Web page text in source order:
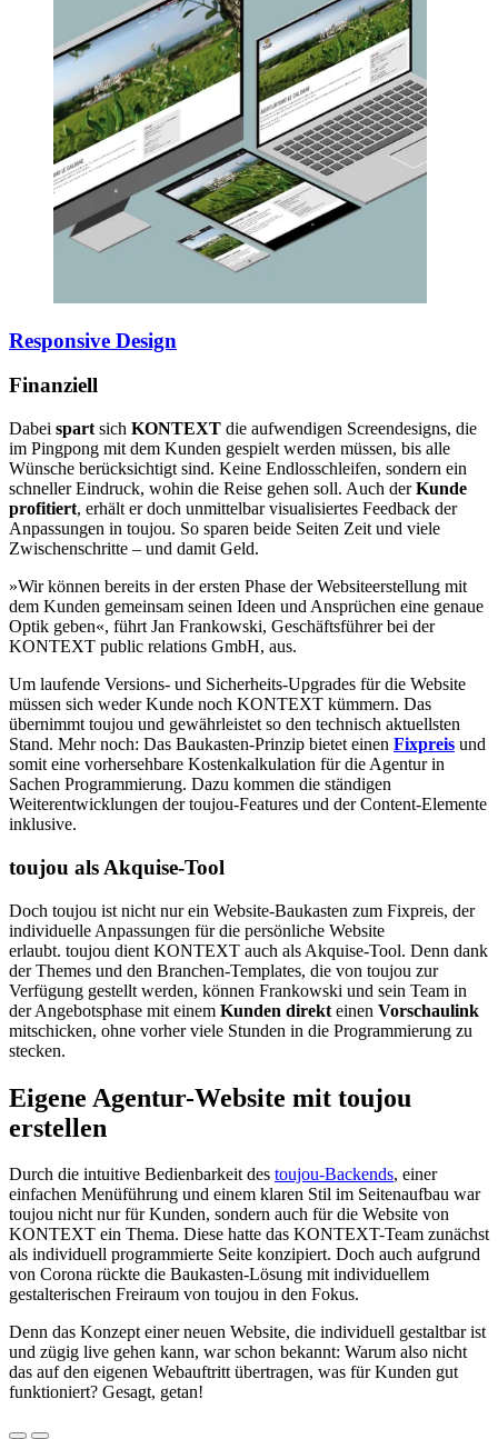
Responsive Design
Finanziell
Dabei spart sich KONTEXT die aufwendigen Screendesigns, die
im Pingpong mit dem Kunden gespielt werden müssen, bis alle
Wünsche berücksichtigt sind. Keine Endlosschleifen, sondern ein
schneller Eindruck, wohin die Reise gehen soll. Auch derKunde
profitiert, erhält er doch unmittelbar visualisiertes Feedback der
Anpassungen in toujou. So sparen beide Seiten Zeit und viele
Zwischenschritte – und damit Geld.
»Wir können bereits in der ersten Phase der Websiteerstellung mit
dem Kunden gemeinsam seinen Ideen und Ansprüchen eine genaue
Optik geben«, führt Jan Frankowski, Geschäftsführer bei der
KONTEXT public relations GmbH, aus.
Um laufende Versions- und Sicherheits-Upgrades für die Website
müssen sich weder Kunde noch KONTEXT kümmern. Das
übernimmt toujou und gewährleistet so den technisch aktuellsten
Stand. Mehr noch: Das Baukasten-Prinzip bietet einen Fixpreis und
somit eine vorhersehbare Kostenkalkulation für die Agentur in
Sachen Programmierung. Dazu kommen die ständigen
Weiterentwicklungen der toujou-Features und der Content-Elemente
inklusive.
toujou als Akquise-Tool
Doch toujou ist nicht nur ein Website-Baukasten zum Fixpreis, der
individuelle Anpassungen für die persönliche Website
erlaubt. toujou dient KONTEXT auch als Akquise-Tool. Denn dank
der Themes und den Branchen-Templates, die von toujou zur
Verfügung gestellt werden, können Frankowski und sein Team in
der Angebotsphase mit einem Kunden direkt einen Vorschaulink
mitschicken, ohne vorher viele Stunden in die Programmierung zu
stecken.
Eigene Agentur-Website mit toujou
erstellen
Durch die intuitive Bedienbarkeit des toujou-Backends, einer
einfachen Menüführung und einem klaren Stil im Seitenaufbau war
toujou nicht nur für Kunden, sondern auch für die Website von
KONTEXT ein Thema. Diese hatte das KONTEXT-Team zunächst
als individuell programmierte Seite konzipiert. Doch auch aufgrund
von Corona rückte die Baukasten-Lösung mit individuellem
gestalterischen Freiraum von toujou in den Fokus.
Denn das Konzept einer neuen Website, die individuell gestaltbar ist
und zügig live gehen kann, war schon bekannt: Warum also nicht
das auf den eigenen Webauftritt übertragen, was für Kunden gut
funktioniert? Gesagt, getan!